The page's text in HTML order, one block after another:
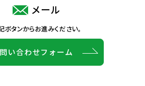
メール
ボタンからお進みください。
問い合わせフォーム